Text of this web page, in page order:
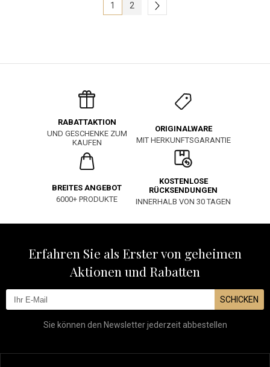
1 2
RABATTAKTION
UND GESCHENKE ZUM
KAUFEN
ORIGINALWARE
MIT HERKUNFTSGARANTIE
BREITES ANGEBOT
6000+ PRODUKTE
KOSTENLOSE
RÜCKSENDUNGEN
INNERHALB VON 30 TAGEN
Erfahren Sie als Erster von geheimen
Aktionen und Rabatten
SCHICKEN
Sie können den Newsletter jederzeit abbestellen